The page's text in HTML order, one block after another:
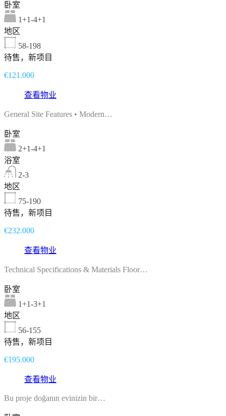
卧室
1+1-4+1
地区
58-198
待售，新项目
€121.000
查看物业
General Site Features • Modern…
卧室
2+1-4+1
浴室
2-3
地区
75-190
待售，新项目
€232.000
查看物业
Technical Specifications & Materials Floor…
卧室
1+1-3+1
地区
56-155
待售，新项目
€195.000
查看物业
Bu proje doğanın evinizin bir…